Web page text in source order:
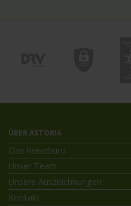
ÜBER ASTORIA
Das Reisebüro
Unser Team
Unsere Auszeichnungen
Kontakt